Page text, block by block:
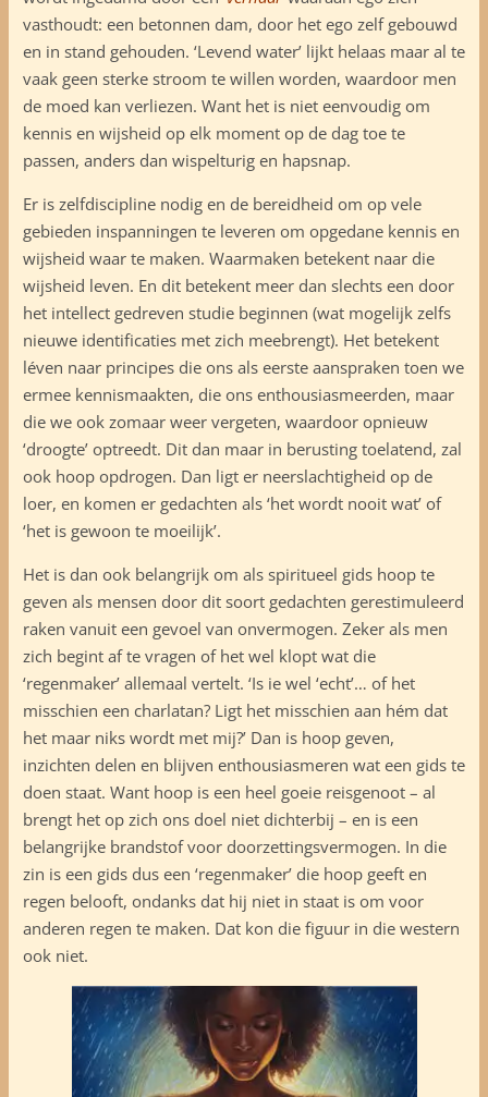
vasthoudt: een betonnen dam, door het ego zelf gebouwd
en in stand gehouden. ‘Levend water’ lijkt helaas maar al te
vaak geen sterke stroom te willen worden, waardoor men
de moed kan verliezen. Want het is niet eenvoudig om
kennis en wijsheid op elk moment op de dag toe te
passen, anders dan wispelturig en hapsnap.
Er is zelfdiscipline nodig en de bereidheid om op vele
gebieden inspanningen te leveren om opgedane kennis en
wijsheid waar te maken. Waarmaken betekent naar die
wijsheid leven. En dit betekent meer dan slechts een door
het intellect gedreven studie beginnen (wat mogelijk zelfs
nieuwe identificaties met zich meebrengt). Het betekent
léven naar principes die ons als eerste aanspraken toen we
ermee kennismaakten, die ons enthousiasmeerden, maar
die we ook zomaar weer vergeten, waardoor opnieuw
‘droogte’ optreedt. Dit dan maar in berusting toelatend, zal
ook hoop opdrogen. Dan ligt er neerslachtigheid op de
loer, en komen er gedachten als ‘het wordt nooit wat’ of
‘het is gewoon te moeilijk’.
Het is dan ook belangrijk om als spiritueel gids hoop te
geven als mensen door dit soort gedachten gerestimuleerd
raken vanuit een gevoel van onvermogen. Zeker als men
zich begint af te vragen of het wel klopt wat die
‘regenmaker’ allemaal vertelt. ‘Is ie wel ‘echt’… of het
misschien een charlatan? Ligt het misschien aan hém dat
het maar niks wordt met mij?’ Dan is hoop geven,
inzichten delen en blijven enthousiasmeren wat een gids te
doen staat. Want hoop is een heel goeie reisgenoot – al
brengt het op zich ons doel niet dichterbij – en is een
belangrijke brandstof voor doorzettingsvermogen. In die
zin is een gids dus een ‘regenmaker’ die hoop geeft en
regen belooft, ondanks dat hij niet in staat is om voor
anderen regen te maken. Dat kon die figuur in die western
ook niet.